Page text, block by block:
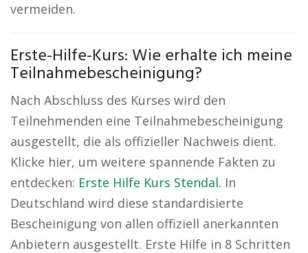
vermeiden.
Erste-Hilfe-Kurs: Wie erhalte ich meine
Teilnahmebescheinigung?
Nach Abschluss des Kurses wird den
Teilnehmenden eine Teilnahmebescheinigung
ausgestellt, die als offizieller Nachweis dient.
Klicke hier, um weitere spannende Fakten zu
entdecken: Erste Hilfe Kurs Stendal. In
Deutschland wird diese standardisierte
Bescheinigung von allen offiziell anerkannten
Anbietern ausgestellt. Erste Hilfe in 8 Schritten